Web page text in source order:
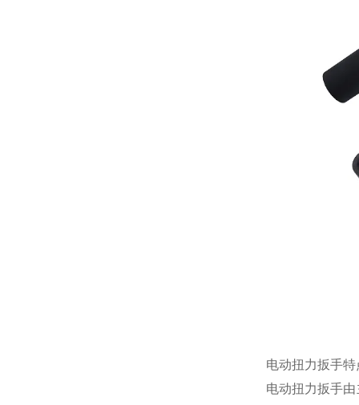
电动扭力扳手特
电动扭力扳手由